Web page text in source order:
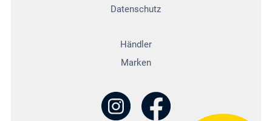
Umweltgerechte
Datenschutz
Händler
Marken